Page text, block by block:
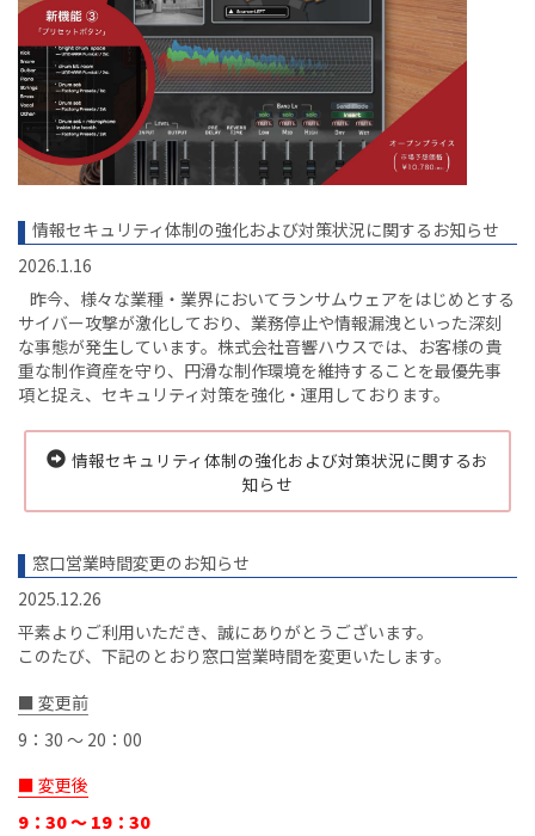
情報セキュリティ体制の強化および対策状況に関するお知らせ
2026.1.16
昨今、様々な業種・業界においてランサムウェアをはじめとする
サイバー攻撃が激化しており、業務停止や情報漏洩といった深刻
な事態が発生しています。株式会社音響ハウスでは、お客様の貴
重な制作資産を守り、円滑な制作環境を維持することを最優先事
項と捉え、セキュリティ対策を強化・運用しております。
情報セキュリティ体制の強化および対策状況に関するお
知らせ
窓口営業時間変更のお知らせ
2025.12.26
平素よりご利用いただき、誠にありがとうございます。
このたび、下記のとおり窓口営業時間を変更いたします。
■ 変更前
9：30 ～ 20：00
■ 変更後
9：30 ～ 19：30